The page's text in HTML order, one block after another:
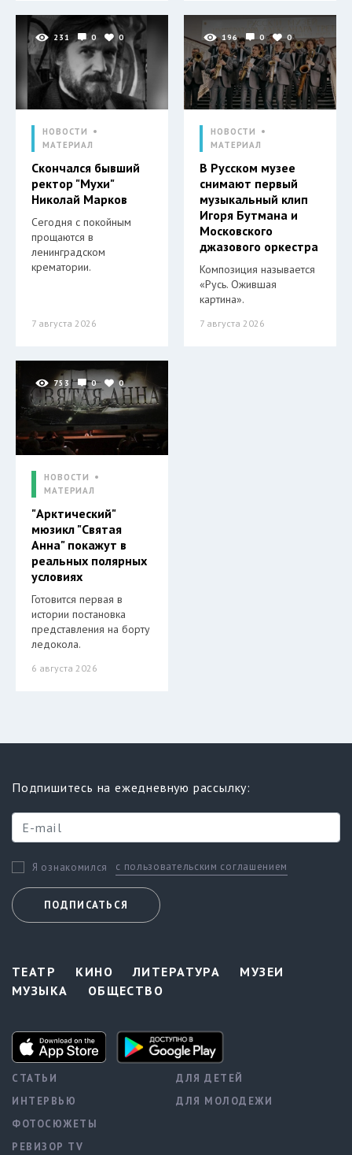
231 0 0
НОВОСТИ
МАТЕРИАЛ
Скончался бывший
ректор "Мухи"
Николай Марков
Сегодня с покойным
прощаются в
ленинградском
крематории.
7 августа 2026
196 0 0
НОВОСТИ
МАТЕРИАЛ
В Русском музее
снимают первый
музыкальный клип
Игоря Бутмана и
Московского
джазового оркестра
Композиция называется
«Русь. Ожившая
картина».
7 августа 2026
753 0 0
НОВОСТИ
МАТЕРИАЛ
"Арктический"
мюзикл "Святая
Анна" покажут в
реальных полярных
условиях
Готовится первая в
истории постановка
представления на борту
ледокола.
6 августа 2026
Подпишитесь на ежедневную рассылку:
Я ознакомился с пользовательским соглашением
ПОДПИСАТЬСЯ
ТЕАТР КИНО ЛИТЕРАТУРА
МУЗЕИ
МУЗЫКА
ОБЩЕСТВО
СТАТЬИ
ИНТЕРВЬЮ
ФОТОСЮЖЕТЫ
РЕВИЗОР TV
ДЛЯ ДЕТЕЙ
ДЛЯ МОЛОДЕЖИ